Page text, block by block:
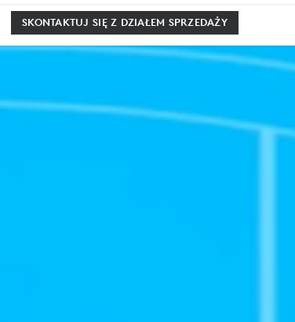
SKONTAKTUJ SIĘ Z DZIAŁEM SPRZEDAŻY